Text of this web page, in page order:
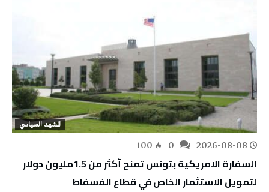
المشهد السياسي
2026-08-08
100
السفارة الامريكية بتونس تمنح أكثر من 1.5مليون دولار
لتمويل الاستثمار الخاص في قطاع الفسفاط